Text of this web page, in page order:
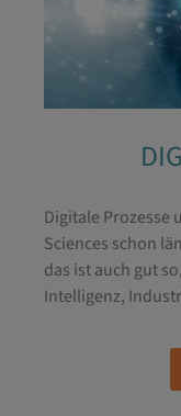
Digitale Prozesse
Sciences schon
das ist auch gut
Intelligenz,